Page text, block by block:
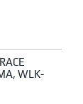
WLK-